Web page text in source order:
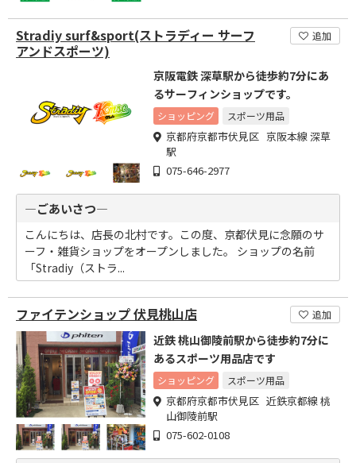
Stradiy surf&sport(ストラディー サーフ
アンドスポーツ)
追加
京阪電鉄 深草駅から徒歩約7分にあ
るサーフィンショップです。
ショッピング スポーツ用品
京都府京都市伏見区 京阪本線 深草
駅
075-646-2977
―ごあいさつ―
こんにちは、店長の北村です。この度、京都伏見に念願のサ
ーフ・雑貨ショップをオープンしました。 ショップの名前
「Stradiy（ストラ...
ファイテンショップ 伏見桃山店 追加
近鉄 桃山御陵前駅から徒歩約7分に
あるスポーツ用品店です
ショッピング スポーツ用品
京都府京都市伏見区 近鉄京都線 桃
山御陵前駅
075-602-0108